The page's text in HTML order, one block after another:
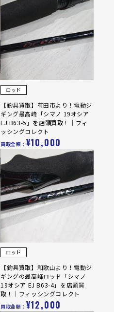
ロッド
【釣具買取】有田市より！電動ジ
ギング最高峰「シマノ 19オシア
EJ B63-5」を店頭買取！｜フィ
ッシングコレクト
買取金額： ¥10,000
ロッド
【釣具買取】和歌山より！電動ジ
ギングの最高峰ロッド「シマノ
19オシア EJ B63-4」を店頭買
取！｜フィッシングコレクト
買取金額： ¥12,000